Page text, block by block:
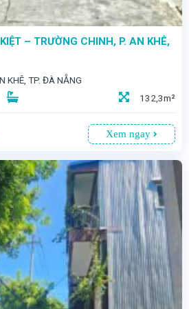
– TRƯỜNG CHINH, P. AN KHÊ,
KHÊ, TP. ĐÀ NẴNG
132,3m²
Xem ngay